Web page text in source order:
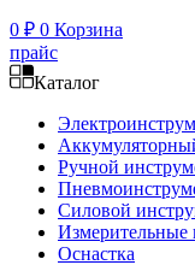
0 ₽ 0 Корзина
прайс
Каталог
Ручной
Силовой
Измерительные
Оснастка